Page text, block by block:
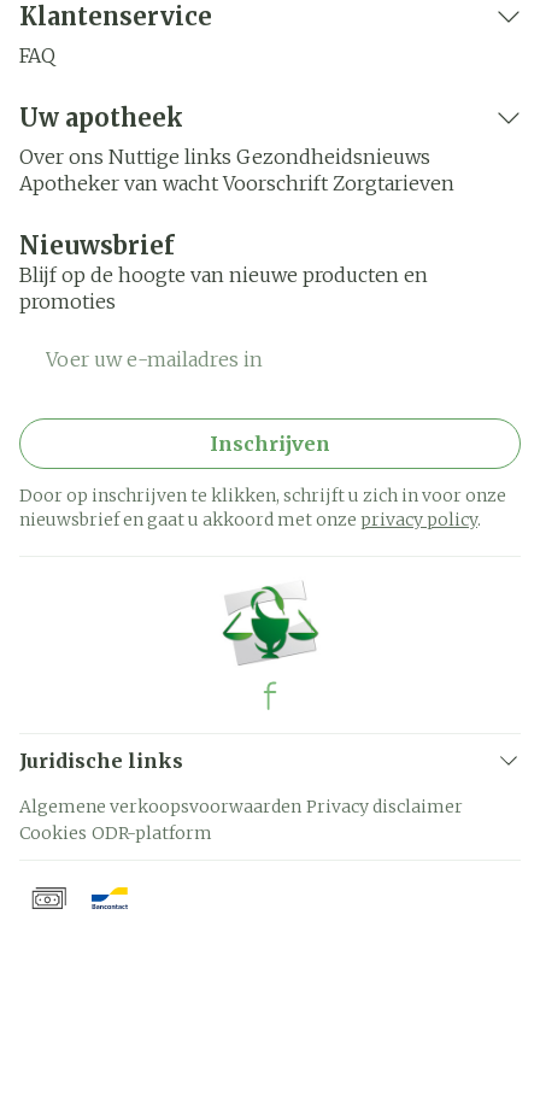
Klantenservice
FAQ
Uw apotheek
Over ons Nuttige links Gezondheidsnieuws
Apotheker van wacht Voorschrift Zorgtarieven
Nieuwsbrief
Blijf op de hoogte van nieuwe producten en
promoties
Inschrijven
Door op inschrijven te klikken, schrijft u zich in voor onze
nieuwsbrief en gaat u akkoord met onze privacy policy.
Juridische links
Algemene verkoopsvoorwaarden Privacy disclaimer
Cookies ODR-platform